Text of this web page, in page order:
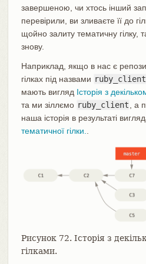
завершеною, чи хтось інший
перевірили, ви зливаєте її до
щойно залиту тематичну гілку,
знову.
Наприклад, якщо в нас є
гілках під назвами ruby_client
мають вигляд Історія з
та ми зіллємо ruby_client , а
наша історія в результаті
тематичної гілки.
Рисунок 72. Історія з
гілками.